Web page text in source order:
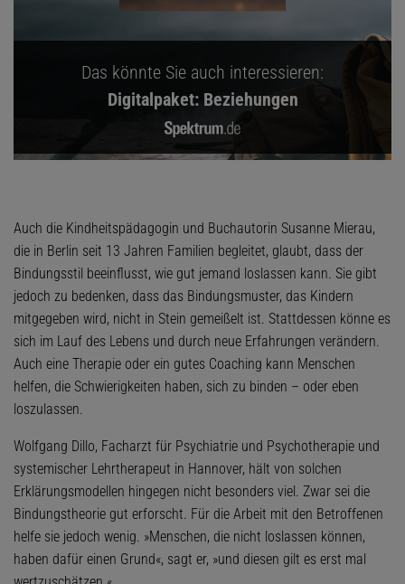
Das könnte Sie auch interessieren:
Digitalpaket: Beziehungen
Auch die Kindheitspädagogin und Buchautorin Susanne Mierau,
die in Berlin seit 13 Jahren Familien begleitet, glaubt, dass der
Bindungsstil beeinflusst, wie gut jemand loslassen kann. Sie gibt
jedoch zu bedenken, dass das Bindungsmuster, das Kindern
mitgegeben wird, nicht in Stein gemeißelt ist. Stattdessen könne es
sich im Lauf des Lebens und durch neue Erfahrungen verändern.
Auch eine Therapie oder ein gutes Coaching kann Menschen
helfen, die Schwierigkeiten haben, sich zu binden – oder eben
loszulassen.
Wolfgang Dillo, Facharzt für Psychiatrie und Psychotherapie und
systemischer Lehrtherapeut in Hannover, hält von solchen
Erklärungsmodellen hingegen nicht besonders viel. Zwar sei die
Bindungstheorie gut erforscht. Für die Arbeit mit den Betroffenen
helfe sie jedoch wenig. »Menschen, die nicht loslassen können,
haben dafür einen Grund«, sagt er, »und diesen gilt es erst mal